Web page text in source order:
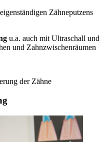
Zähneputzens
u.a. auch mit Ultraschall und
und Zahnzwischenräumen
der Zähne